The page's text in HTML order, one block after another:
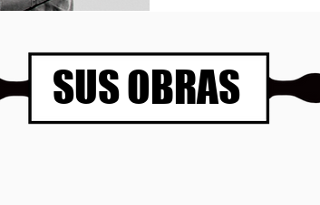
SUS OBRAS